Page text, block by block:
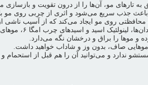
تارهای مو، آن‌ها را از درون تقویت و بازسازی
جذب سریع می‌شود و اثری از چربی روی مو
محافظتی روی مو ایجاد می‌کند که از آسیب ناشی
چرب امگا ۶، موهای شما را تغذیه و به تولید سلول‌های جدید کمک می‌کنند.
موها را براق و درخشان نگه می‌دارد.
موهایی صاف، بدون وز و شاداب خواهید داشت.
ندارد و می‌توانید آن را هم قبل از استحمام و